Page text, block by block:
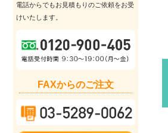
電話からでもお見積もりのご依頼をお受
けいたします。
FAXからのご注文